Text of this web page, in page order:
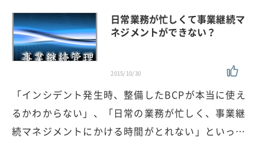
日常業務が忙しくて事業継続マ
ネジメントができない？
2015/10/30
「インシデント発生時、整備したBCPが本当に使え
るかわからない」、「日常の業務が忙しく、事業継
続マネジメントにかける時間がとれない」といっ…